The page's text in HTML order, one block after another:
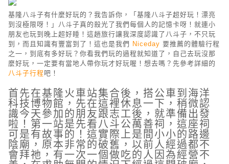
基隆八斗子有什麼好玩的？我告訴你，「基隆八斗子超好玩！漂亮
到沒極限呀！」八斗子真的殺光了我們每個人的記憶卡呀！就連小
朋友也玩到晚上超好睡！這趟旅行讓我深度認識了八斗子，不只玩
到，而且知識有豐富到了！這也是我們
Niceday 要推薦的體驗行程
之一，到底有多好玩？你看我們玩的過程就知道了，自己去玩沒那
麼好玩，一定要有當地人帶你玩才好玩喔！想去嗎？先參考詳細的
八斗子行程 吧！
首先在基隆火車站集合後，搭公車到海洋
科技博物館，先在這裡休息一下，稍微認
識今天參加的朋友跟志工後，就準備出發
啦！第一站是先看八斗公萬善祠，這座祠
可是有故事的！這實際上是間小小的路邊
陰廟，原本非常的破舊，以前人經過都不
會拜祂，有一次一個做吃的人因為經營不